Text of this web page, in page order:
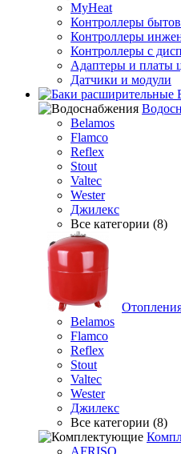
MyHeat
Контроллеры
Контроллеры
Контроллеры с
Адаптеры и платы
Датчики и модули
Belamos
Flamco
Reflex
Stout
Valtec
Wester
Джилекс
Все категории (8)
Belamos
Flamco
Reflex
Stout
Valtec
Wester
Джилекс
Все категории (8)
AFRISO